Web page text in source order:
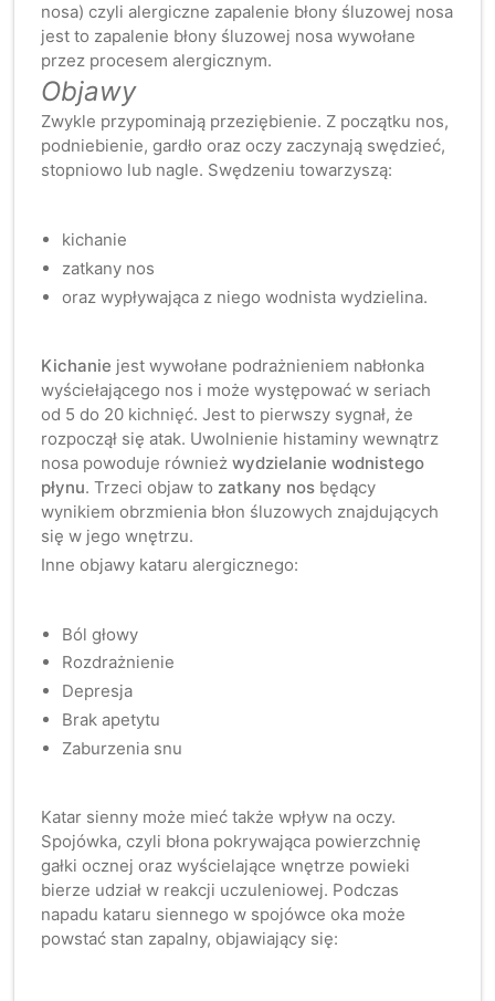
nosa) czyli alergiczne zapalenie błony śluzowej nosa
jest to zapalenie błony śluzowej nosa wywołane
przez procesem alergicznym.
Objawy
Zwykle przypominają przeziębienie. Z początku nos,
podniebienie, gardło oraz oczy zaczynają swędzieć,
stopniowo lub nagle. Swędzeniu towarzyszą:
kichanie
zatkany nos
oraz wypływająca z niego wodnista wydzielina.
Kichanie jest wywołane podrażnieniem nabłonka
wyściełającego nos i może występować w seriach
od 5 do 20 kichnięć. Jest to pierwszy sygnał, że
rozpoczął się atak. Uwolnienie histaminy wewnątrz
nosa powoduje równieżwydzielanie wodnistego
płynu. Trzeci objaw to zatkany nos będący
wynikiem obrzmienia błon śluzowych znajdujących
się w jego wnętrzu.
Inne objawy kataru alergicznego:
Ból głowy
Rozdrażnienie
Depresja
Brak apetytu
Zaburzenia snu
Katar sienny może mieć także wpływ na oczy.
Spojówka, czyli błona pokrywająca powierzchnię
gałki ocznej oraz wyścielające wnętrze powieki
bierze udział w reakcji uczuleniowej. Podczas
napadu kataru siennego w spojówce oka może
powstać stan zapalny, objawiający się: